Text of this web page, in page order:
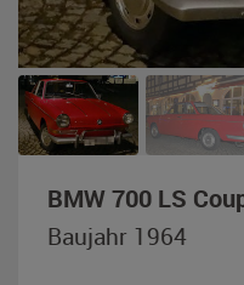
BMW 700 LS
Baujahr 1964